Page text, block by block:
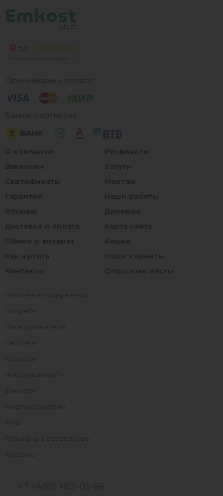
Принимаем к оплате:
Банки-партнеры:
О компании
Вакансии
Сертификаты
Гарантия
Отзывы
Доставка и оплата
Обмен и возврат
Как купить
Контакты
Реквизиты
Услуги
Монтаж
Наши работы
Дилерам
Карта сайта
Акции
Наши клиенты
Опросные листы
Очистные сооружения
Погреба
Пескоуловители
Септики
Колодцы
Жироуловители
Емкости
Нефтеуловители
КНС
Пожарные резервуары
Кессоны